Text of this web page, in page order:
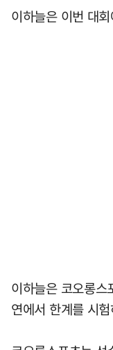
이하늘은 이번 대
이하늘은 코오롱
연에서 한계를 시